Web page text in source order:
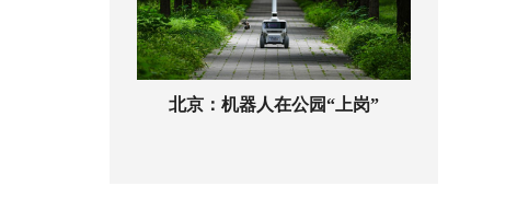
北京：机器人在公园“上岗”